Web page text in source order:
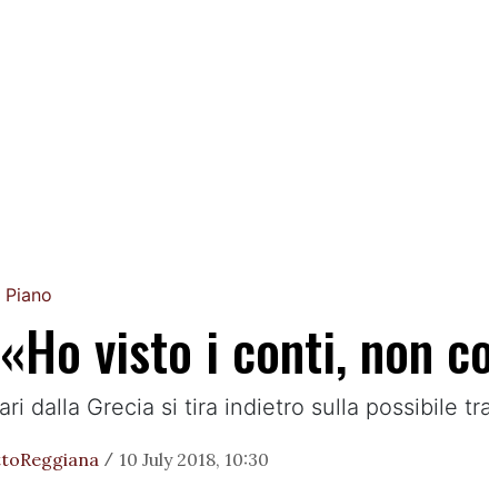
Piano
visto i conti, non
dalla Grecia si tira indietro sulla possibile
/ 10 July 2018, 10:30